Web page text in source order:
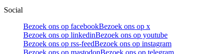
Social
Bezoek ons op facebookBezoek ons op x
Bezoek ons op linkedinBezoek ons op youtube
Bezoek ons op rss-feedBezoek ons op instagram
Bezoek ons op mastodonBezoek ons op telegram